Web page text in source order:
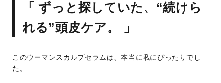
「 ずっと探していた、“続けら
れる”頭皮ケア。 」
このウーマンスカルプセラムは、本当に私にぴったりでし
た。